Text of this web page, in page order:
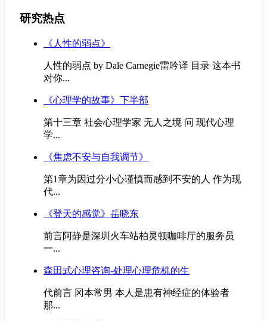
研究热点
《人性的弱点》
人性的弱点 by Dale Carnegie雷吟译 目录 这本书
对你...
《心理学的故事》下半部
第十三章 社会心理学家 无人之境 问 现代心理
学...
《焦虑不安与自我调节》
第1章为因过分小心谨慎而感到不安的人 作为现
代...
《登天的感觉》岳晓东
前言阿静是深圳火车站柏灵顿咖啡厅的服务员
一...
森田式心理咨询-处理心理危机的生
代前言 冈本常男 本人是患有神经症的体验者
那...